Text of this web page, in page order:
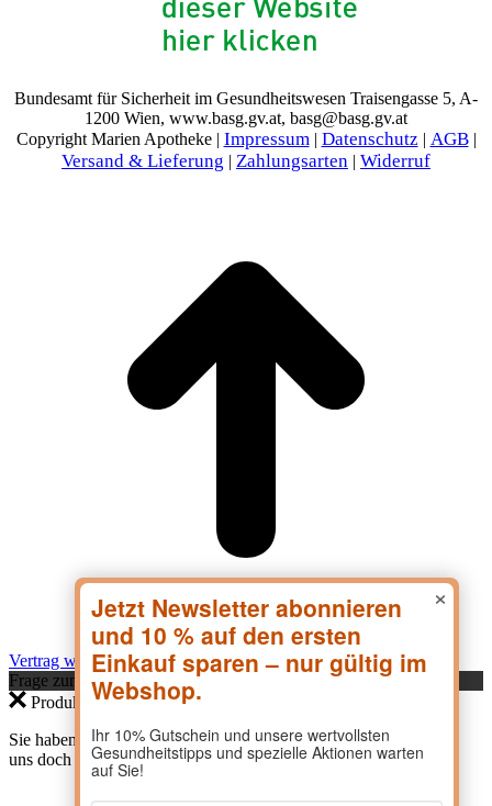
Bundesamt für Sicherheit im Gesundheitswesen Traisengasse 5, A-
1200 Wien, www.basg.gv.at, basg@basg.gv.at
Copyright Marien Apotheke | Impressum| Datenschutz | AGB|
Versand & Lieferung | Zahlungsarten | Widerruf
Vertrag widerrufen
Frage zum Produkt?
Produktanfrage
Sie haben eine Frage zu einem Produkt? Dann kontaktieren Sie
uns doch direkt hier.
×